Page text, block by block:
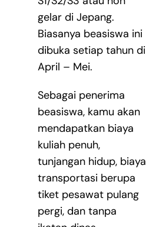
gelar di Jepang.
Biasanya beasiswa ini
dibuka setiap tahun di
April – Mei.
Sebagai penerima
beasiswa, kamu akan
mendapatkan biaya
kuliah penuh,
tunjangan hidup, biaya
transportasi berupa
tiket pesawat pulang
pergi, dan tanpa